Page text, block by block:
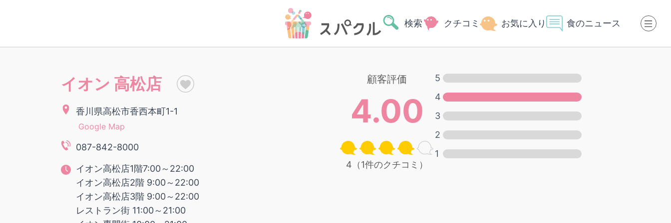
検索 クチコミ お気に入り 食のニュース
イオン 高松店
香川県高松市香西本町1-1
Google Map
087-842-8000
イオン高松店1階7:00～22:00
イオン高松店2階 9:00～22:00
イオン高松店3階 9:00～22:00
レストラン街 11:00～21:00
顧客評価
4.00
4（1件のクチコミ）
5
4
3
2
1